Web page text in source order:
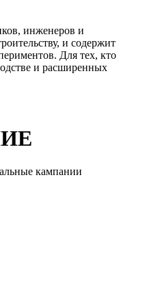
инженеров и
и содержит
Для тех, кто
и расширенных
кампании